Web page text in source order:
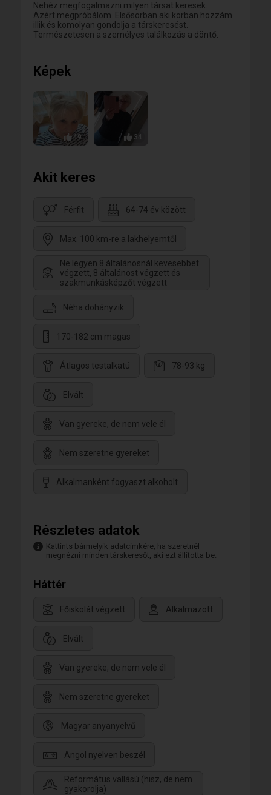
Nehéz megfogalmazni milyen társat keresek.
Azért megpróbálom. Elsősorban aki korban hozzám
illik és komolyan gondolja a társkeresést.
Természetesen a személyes találkozás a döntő.
Képek
49 34
Akit keres
Férfit 64-74 év között
Max. 100 km-re a lakhelyemtől
Ne legyen 8 általánosnál kevesebbet
végzett, 8 általánost végzett és
szakmunkásképzőt végzett
Néha dohányzik
170-182 cm magas
Átlagos testalkatú 78-93 kg
Elvált
Van gyereke, de nem vele él
Nem szeretne gyereket
Alkalmanként fogyaszt alkoholt
Részletes adatok
Kattints bármelyik adatcímkére, ha szeretnél
megnézni minden társkeresőt, aki ezt állította be.
Háttér
Főiskolát végzett Alkalmazott
Elvált
Van gyereke, de nem vele él
Nem szeretne gyereket
Magyar anyanyelvű
Angol nyelven beszél
Református vallású (hisz, de nem
gyakorolja)